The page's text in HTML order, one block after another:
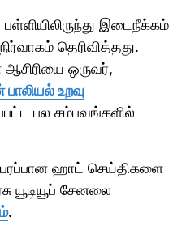
இடைநீக்கம்
தெரிவித்தது.
ஒருவர்,
உறவு
பல சம்பவங்களில்
ஹாட் செய்திகளை
யூடியூப் சேனலை
.